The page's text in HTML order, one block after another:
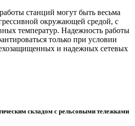
станций могут быть весьма
окружающей средой, с
температур. Надежность работы
только при условии
и надежных сетевых
складом с рельсовыми тележками